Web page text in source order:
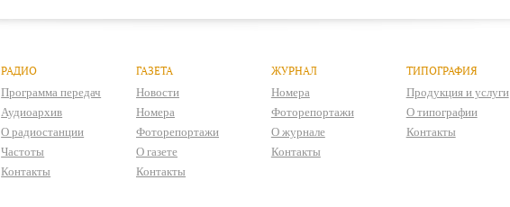
РАДИО
Программа передач
Аудиоархив
О радиостанции
Частоты
Контакты
ГАЗЕТА
Новости
Номера
Фоторепортажи
О газете
Контакты
ЖУРНАЛ
Номера
Фоторепортажи
О журнале
Контакты
ТИПОГРАФИЯ
Продукция и услуги
О типографии
Контакты